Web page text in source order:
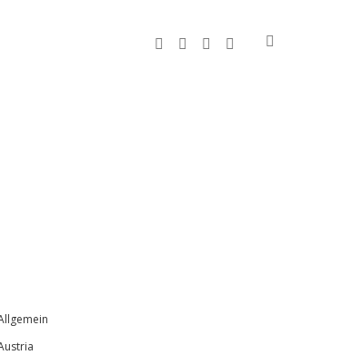
facebookinstagrambandcamp
spotify